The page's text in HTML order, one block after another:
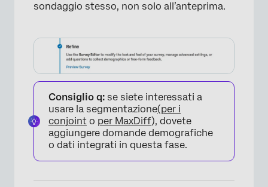
×
sondaggio stesso, non solo all’anteprima.
Consiglio q: se siete interessati a
usare la segmentazione(per i
conjoint o per MaxDiff), dovete
aggiungere domande demografiche
o dati integrati in questa fase.